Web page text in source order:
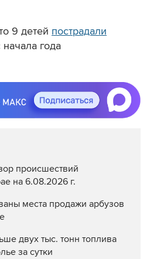
9 детей пострадали
года
происшествий
на 6.08.2026 г.
места продажи арбузов
двух тыс. тонн топлива
за сутки